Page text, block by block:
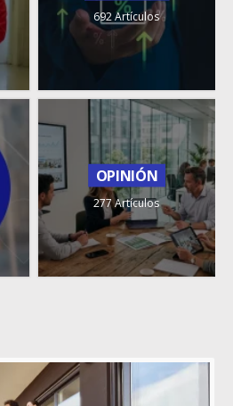
692 Artículos
OPINIÓN
277 Artículos